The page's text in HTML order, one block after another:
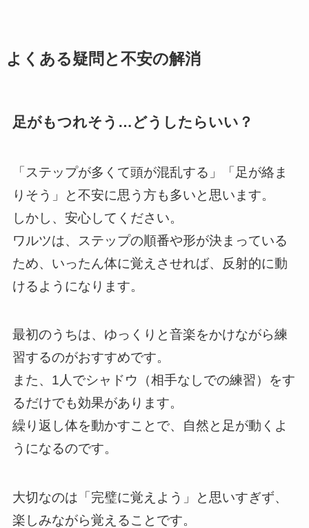
よくある疑問と不安の解消
足がもつれそう…どうしたらいい？
「ステップが多くて頭が混乱する」「足が絡ま
りそう」と不安に思う方も多いと思います。
しかし、安心してください。
ワルツは、ステップの順番や形が決まっている
ため、いったん体に覚えさせれば、反射的に動
けるようになります。
最初のうちは、ゆっくりと音楽をかけながら練
習するのがおすすめです。
また、1人でシャドウ（相手なしでの練習）をす
るだけでも効果があります。
繰り返し体を動かすことで、自然と足が動くよ
うになるのです。
大切なのは「完璧に覚えよう」と思いすぎず、
楽しみながら覚えることです。